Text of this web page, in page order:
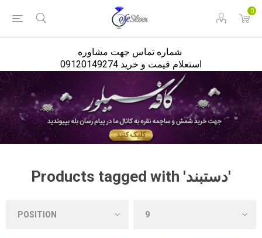
0
استعلام قیمت و خرید 09120149274
Products tagged with 'دستبند'